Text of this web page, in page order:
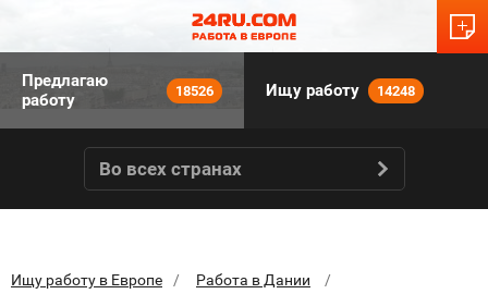
Предлагаю
работу
18526 Ищу работу 14248
Во всех странах
Ищу работу в Европе
Работа в Дании